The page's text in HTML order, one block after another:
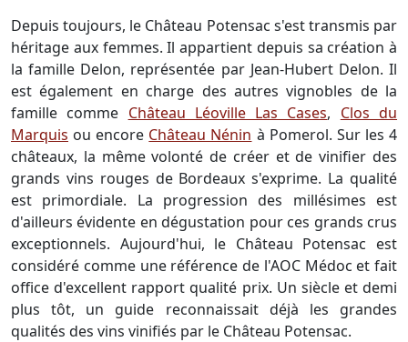
Depuis toujours, le Château Potensac s'est transmis par
héritage aux femmes. Il appartient depuis sa création à
la famille Delon, représentée par Jean-Hubert Delon. Il
est également en charge des autres vignobles de la
famille comme Château Léoville Las Cases, Clos du
Marquis ou encore Château Nénin à Pomerol. Sur les 4
châteaux, la même volonté de créer et de vinifier des
grands vins rouges de Bordeaux s'exprime. La qualité
est primordiale. La progression des millésimes est
d'ailleurs évidente en dégustation pour ces grands crus
exceptionnels. Aujourd'hui, le Château Potensac est
considéré comme une référence de l'AOC Médoc et fait
office d'excellent rapport qualité prix. Un siècle et demi
plus tôt, un guide reconnaissait déjà les grandes
qualités des vins vinifiés par le Château Potensac.